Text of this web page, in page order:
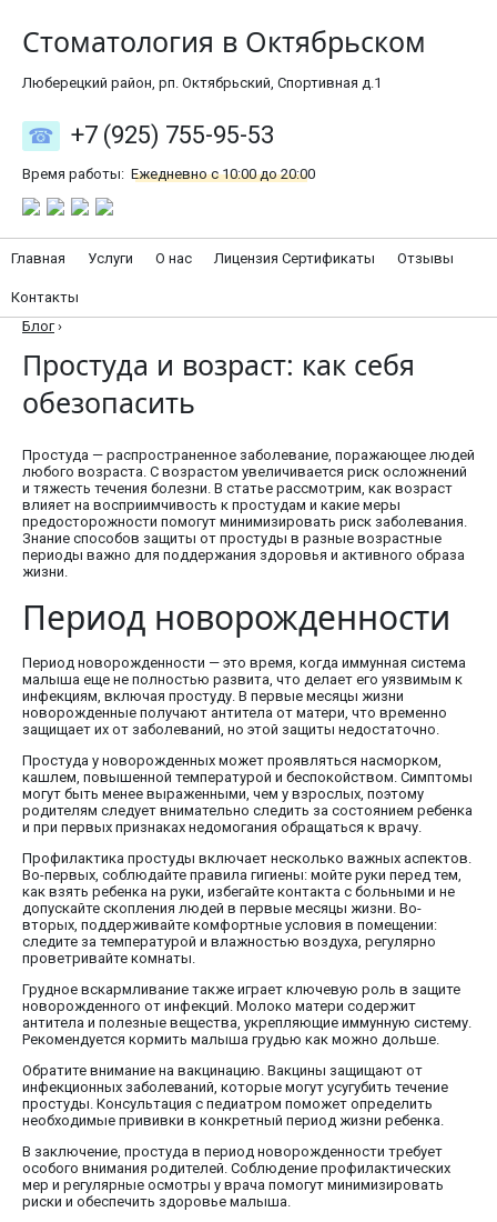
Стоматология в Октябрьском
Люберецкий район, рп. Октябрьский, Спортивная д.1
+7 (925) 755-95-53
Время работы: Ежедневно с 10:00 до 20:00
Главная Услуги О нас Лицензия Сертификаты Отзывы
Контакты
Блог ›
Простуда и возраст: как себя
обезопасить
Простуда — распространенное заболевание, поражающее людей
любого возраста. С возрастом увеличивается риск осложнений
и тяжесть течения болезни. В статье рассмотрим, как возраст
влияет на восприимчивость к простудам и какие меры
предосторожности помогут минимизировать риск заболевания.
Знание способов защиты от простуды в разные возрастные
периоды важно для поддержания здоровья и активного образа
жизни.
Период новорожденности
Период новорожденности — это время, когда иммунная система
малыша еще не полностью развита, что делает его уязвимым к
инфекциям, включая простуду. В первые месяцы жизни
новорожденные получают антитела от матери, что временно
защищает их от заболеваний, но этой защиты недостаточно.
Простуда у новорожденных может проявляться насморком,
кашлем, повышенной температурой и беспокойством. Симптомы
могут быть менее выраженными, чем у взрослых, поэтому
родителям следует внимательно следить за состоянием ребенка
и при первых признаках недомогания обращаться к врачу.
Профилактика простуды включает несколько важных аспектов.
Во-первых, соблюдайте правила гигиены: мойте руки перед тем,
как взять ребенка на руки, избегайте контакта с больными и не
допускайте скопления людей в первые месяцы жизни. Во-
вторых, поддерживайте комфортные условия в помещении:
следите за температурой и влажностью воздуха, регулярно
проветривайте комнаты.
Грудное вскармливание также играет ключевую роль в защите
новорожденного от инфекций. Молоко матери содержит
антитела и полезные вещества, укрепляющие иммунную систему.
Рекомендуется кормить малыша грудью как можно дольше.
Обратите внимание на вакцинацию. Вакцины защищают от
инфекционных заболеваний, которые могут усугубить течение
простуды. Консультация с педиатром поможет определить
необходимые прививки в конкретный период жизни ребенка.
В заключение, простуда в период новорожденности требует
особого внимания родителей. Соблюдение профилактических
мер и регулярные осмотры у врача помогут минимизировать
риски и обеспечить здоровье малыша.